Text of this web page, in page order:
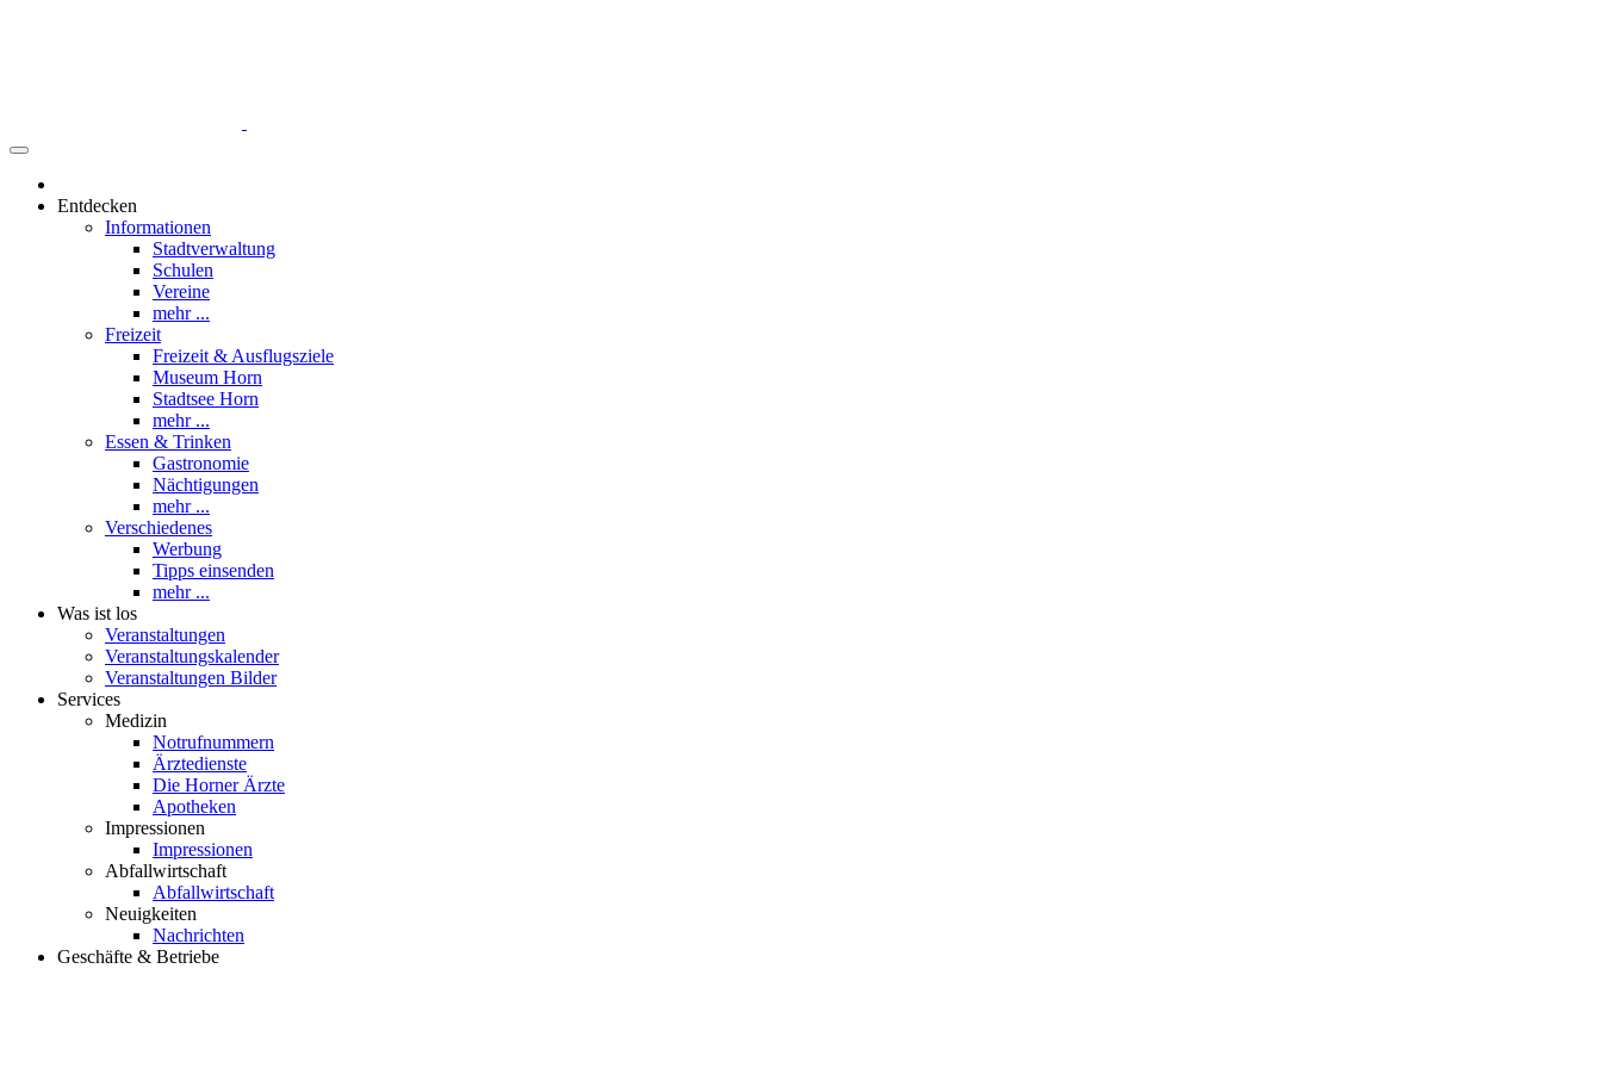
Freizeit
Freizeit & Ausflugsziele
Museum Horn
Stadtsee Horn
mehr ...
Essen & Trinken
Gastronomie
Nächtigungen
mehr ...
Verschiedenes
Werbung
Tipps einsenden
mehr ...
Was ist los
Veranstaltungen
Veranstaltungskalender
Veranstaltungen Bilder
Medizin
Notrufnummern
Ärztedienste
Die Horner Ärzte
Impressionen
Impressionen
Abfallwirtschaft
Abfallwirtschaft
Neuigkeiten
Nachrichten
Geschäfte & Betriebe
HORN iST VORN Partner
Übersicht Partner
unsere Partner stellen sich vor
Partner werden